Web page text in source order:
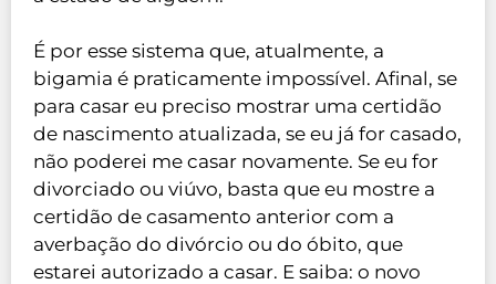
É por esse sistema que, atualmente, a
bigamia é praticamente impossível. Afinal, se
para casar eu preciso mostrar uma certidão
de nascimento atualizada, se eu já for casado,
não poderei me casar novamente. Se eu for
divorciado ou viúvo, basta que eu mostre a
certidão de casamento anterior com a
averbação do divórcio ou do óbito, que
estarei autorizado a casar. E saiba: o novo